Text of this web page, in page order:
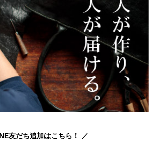
友だち追加はこちら！ ／